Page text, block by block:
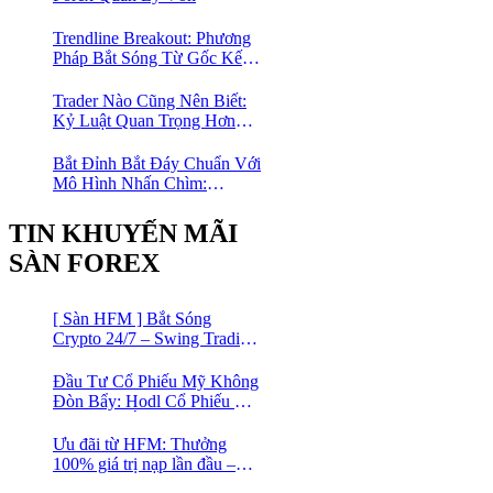
Trendline Breakout: Phương
Pháp Bắt Sóng Từ Gốc Kết
Cho Trader Forex
Trader Nào Cũng Nên Biết:
Kỷ Luật Quan Trọng Hơn
Bắt Đỉnh Bắt Đáy Chuẩn Với
Mô Hình Nhấn Chìm:
Forex Đơn Giản Cho Mọi
Trader
TIN KHUYẾN MÃI
SÀN FOREX
[ Sàn HFM ] Bắt Sóng
Crypto 24/7 – Swing Trading
1:1000
Đầu Tư Cổ Phiếu Mỹ Không
Đòn Bẩy: Hodl Cổ Phiếu Mỹ
Nhuận Đều Đều | cổ phiếu
CFD
Ưu đãi từ HFM: Thưởng
100% giá trị nạp lần đầu –